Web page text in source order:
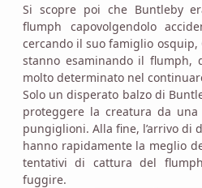
Si scopre poi che Buntleby
flumph capovolgendolo
cercando il suo famiglio osquip,
stanno esaminando il flumph,
molto determinato nel
Solo un disperato balzo di
proteggere la creatura da
pungiglioni. Alla fine, l’arrivo di
hanno rapidamente la meglio
tentativi di cattura del
fuggire.